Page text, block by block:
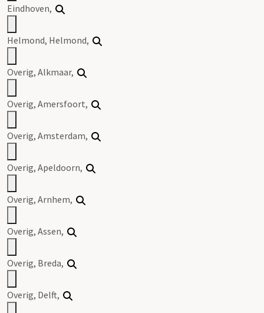
Eindhoven,
Helmond, Helmond,
Overig, Alkmaar,
Overig, Amersfoort,
Overig, Amsterdam,
Overig, Apeldoorn,
Overig, Arnhem,
Overig, Assen,
Overig, Breda,
Overig, Delft,